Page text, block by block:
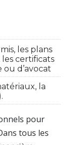
les plans
les certificats
ou d’avocat
la
pour
tous les